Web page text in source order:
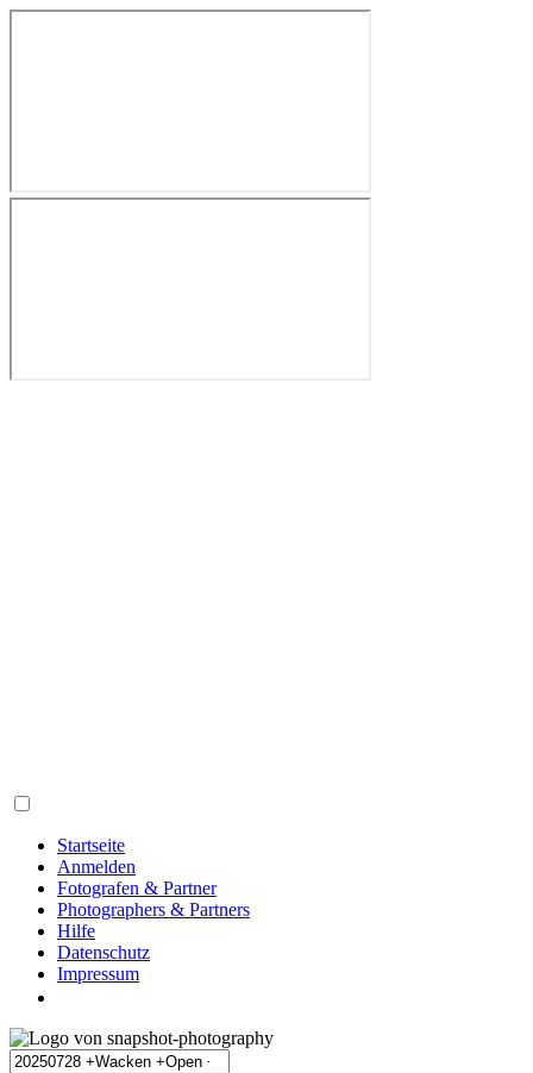
Startseite
Anmelden
Fotografen & Partner
Photographers & Partners
Hilfe
Datenschutz
Impressum